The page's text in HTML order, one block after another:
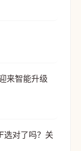
来智能升级
选对了吗？关